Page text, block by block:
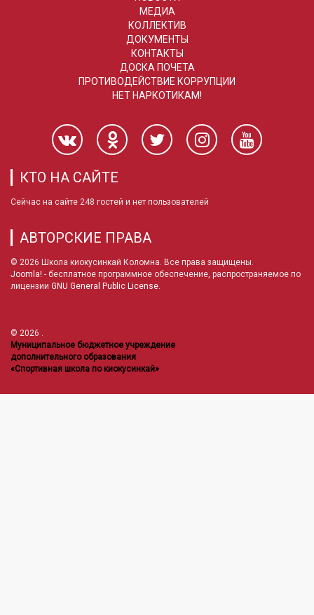
МЕДИА
КОЛЛЕКТИВ
ДОКУМЕНТЫ
КОНТАКТЫ
ДОСКА ПОЧЕТА
ПРОТИВОДЕЙСТВИЕ КОРРУПЦИИ
НЕТ НАРКОТИКАМ!
КТО НА САЙТЕ
Сейчас на сайте 248 гостей и нет пользователей
АВТОРСКИЕ ПРАВА
© 2026 Школа киокусинкай Коломна. Все права защищены.
Joomla! - бесплатное программное обеспечение, распространяемое по
лицензии GNU General Public License.
© 2026 .
Муниципальное бюджетное учреждение
дополнительного образования
«Спортивная школа по киокусинкай»